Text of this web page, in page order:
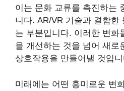
이는 문화 교류를 촉진하는
니다. AR/VR 기술과 결합한
는 부분입니다. 이러한 변화
을 개선하는 것을 넘어 새로
상호작용을 만들어낼 것입
미래에는 어떤 흥미로운 변